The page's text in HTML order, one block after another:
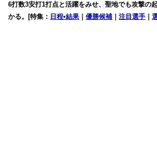
6打数3安打1打点と活躍をみせ、聖地でも攻撃の
かる。[特集： 日程•結果 ｜優勝候補 ｜注目選手 ｜